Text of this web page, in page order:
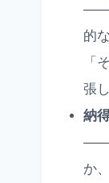
——
的
「
張
納
——
か